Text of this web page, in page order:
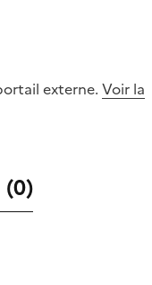
externe. Voir la
(0)